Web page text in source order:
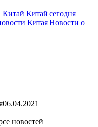
Китай Китай сегодня
Китая Новости о
06.04.2021
новостей